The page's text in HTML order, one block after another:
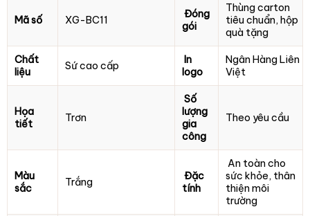
Mã số XG-BC11
Đóng
gói
Thùng carton
tiêu chuẩn, hộp
quà tặng
Chất
liệu
Sứ cao cấp
In
logo
Ngân Hàng Liên
Việt
Họa
tiết
Trơn
Số
lượng
gia
công
Theo yêu cầu
Màu
sắc
Trắng
Đặc
tính
An toàn cho
sức khỏe, thân
thiện môi
trường